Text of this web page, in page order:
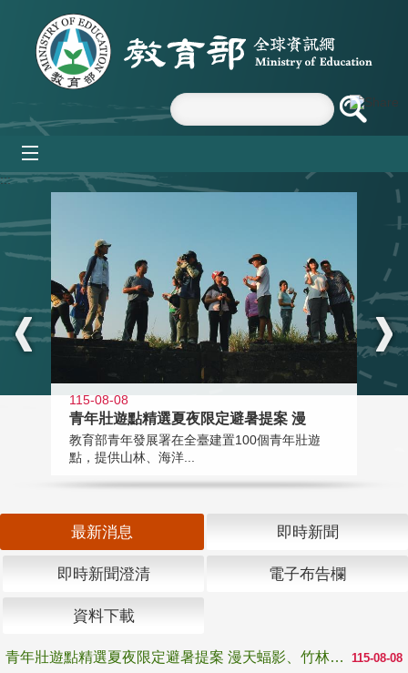
跳到主要內容區塊
:::
115-08-08
青年壯遊點精選夏夜限定避暑提案 漫
教育部青年發展署在全臺建置100個青年壯遊
點，提供山林、海洋...
最新消息 即時新聞
即時新聞澄清 電子布告欄
資料下載
115-08-08
青年壯遊點精選夏夜限定避暑提案 漫天蝠影、竹林尋蛙、茶香夜觀 邀青年暮色出發